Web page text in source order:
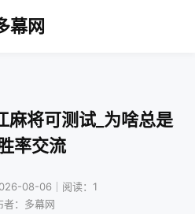
幕网
麻将可测试_为啥总是
率交流
08-06｜阅读：1
者：多幕网